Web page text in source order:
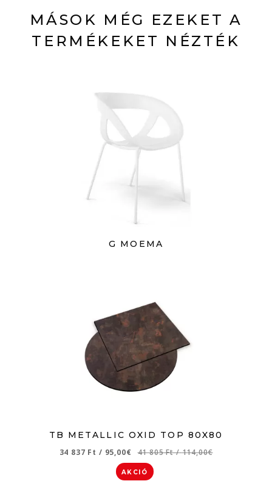
MÁSOK MÉG EZEKET A
TERMÉKEKET NÉZTÉK
G MOEMA
TB METALLIC OXID TOP 80X80
34 837 Ft / 95,00€ 41 805 Ft/ 114,00€
AKCIÓ